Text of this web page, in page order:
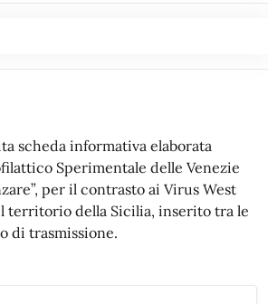
scheda informativa elaborata
Sperimentale delle Venezie
per il contrasto ai Virus West
territorio della Sicilia, inserito tra le
di trasmissione.